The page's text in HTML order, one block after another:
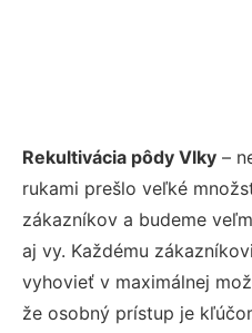
Rekultivácia pôdy Vlky –
rukami prešlo veľké
zákazníkov a budeme
aj vy. Každému
vyhovieť v maximálnej
že osobný prístup je